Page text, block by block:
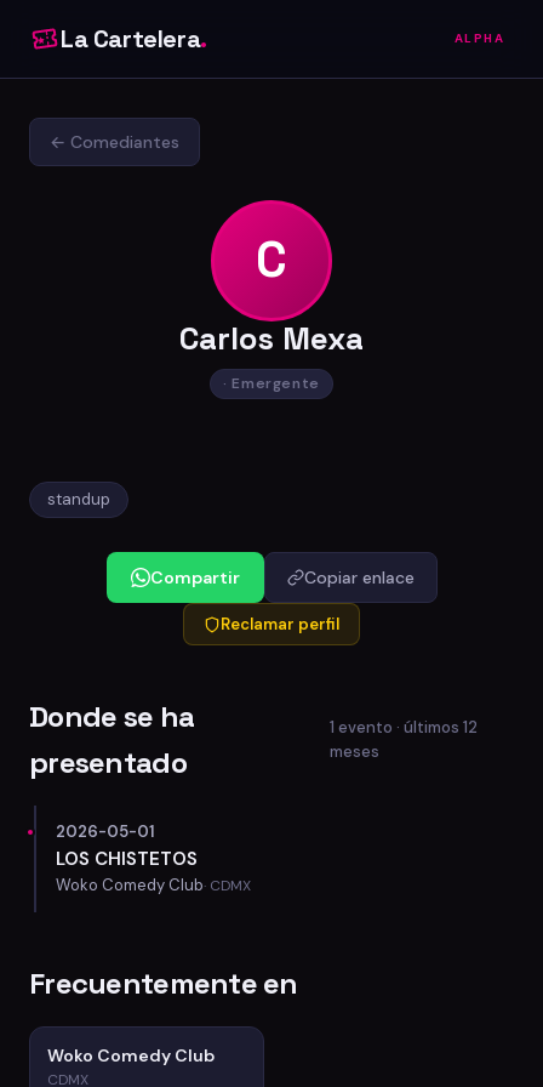
La Cartelera. ALPHA
← Comediantes
C
Carlos Mexa
· Emergente
standup
Compartir Copiar enlace
Reclamar perfil
Donde se ha
presentado
1 evento · últimos 12
meses
2026-05-01
LOS CHISTETOS
Woko Comedy Club· CDMX
Frecuentemente en
Woko Comedy Club
CDMX